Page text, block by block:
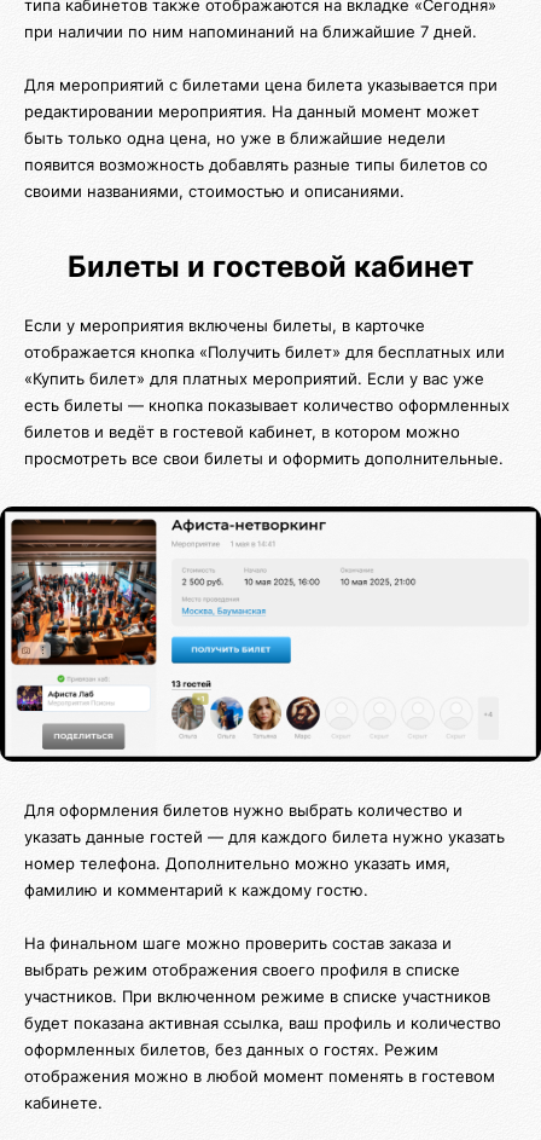
типа кабинетов также отображаются на вкладке «Сегодня»
при наличии по ним напоминаний на ближайшие 7 дней.
Для мероприятий с билетами цена билета указывается при
редактировании мероприятия. На данный момент может
быть только одна цена, но уже в ближайшие недели
появится возможность добавлять разные типы билетов со
своими названиями, стоимостью и описаниями.
Билеты и гостевой кабинет
Если у мероприятия включены билеты, в карточке
отображается кнопка «Получить билет» для бесплатных или
«Купить билет» для платных мероприятий. Если у вас уже
есть билеты — кнопка показывает количество оформленных
билетов и ведёт в гостевой кабинет, в котором можно
просмотреть все свои билеты и оформить дополнительные.
Для оформления билетов нужно выбрать количество и
указать данные гостей — для каждого билета нужно указать
номер телефона. Дополнительно можно указать имя,
фамилию и комментарий к каждому гостю.
На финальном шаге можно проверить состав заказа и
выбрать режим отображения своего профиля в списке
участников. При включенном режиме в списке участников
будет показана активная ссылка, ваш профиль и количество
оформленных билетов, без данных о гостях. Режим
отображения можно в любой момент поменять в гостевом
кабинете.